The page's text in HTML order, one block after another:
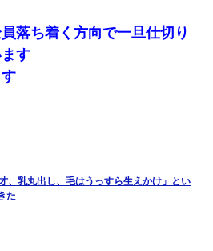
落ち着く方向で一旦仕切り
す
、乳丸出し、毛はうっすら生えかけ」とい
た